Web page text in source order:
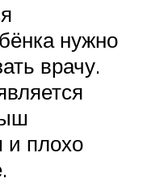
нужно
врачу.
и плохо